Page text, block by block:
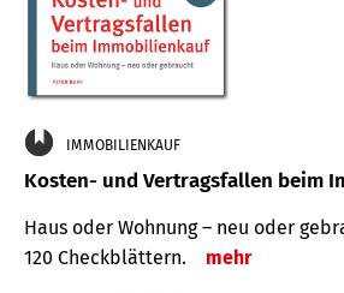
IMMOBILIENKAUF
Kosten- und Vertragsfallen beim
Haus oder Wohnung – neu oder
120 Check­blättern.
mehr